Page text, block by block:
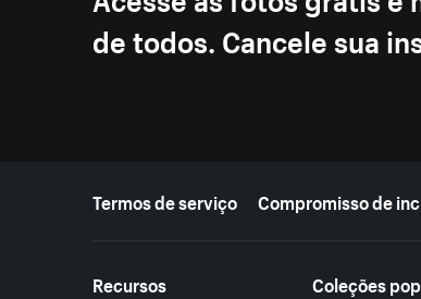
de todos. Cancele sua
Mais recursos
Termos de serviço Compromisso de
Recursos Coleções